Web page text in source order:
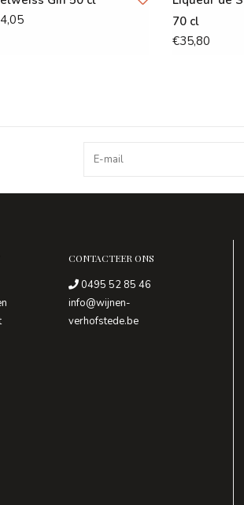
70 cl
€35,80
CONTACTEER ONS
0495 52 85 46
info@wijnen-
verhofstede.be